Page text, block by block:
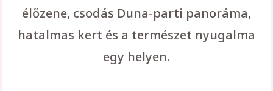
élőzene, csodás Duna-parti panoráma,
hatalmas kert és a természet nyugalma
egy helyen.